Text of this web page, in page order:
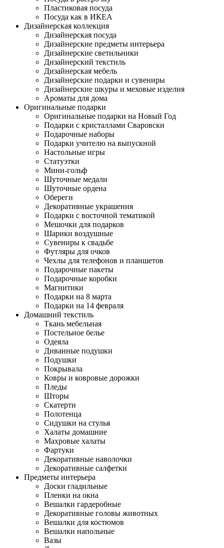
Пластиковая посуда
Посуда как в ИКЕА
Дизайнерская коллекция
Дизайнерская посуда
Дизайнерские предметы интерьера
Дизайнерские светильники
Дизайнерский текстиль
Дизайнерская мебель
Дизайнерские подарки и сувениры
Дизайнерские шкуры и меховые изделия
Ароматы для дома
Оригинальные подарки
Оригинальные подарки на Новый Год
Подарки с кристаллами Сваровски
Подарочные наборы
Подарки учителю на выпускной
Настольные игры
Статуэтки
Мини-гольф
Шуточные медали
Шуточные ордена
Обереги
Декоративные украшения
Подарки с восточной тематикой
Мешочки для подарков
Шарики воздушные
Сувениры к свадьбе
Футляры для очков
Чехлы для телефонов и планшетов
Подарочные пакеты
Подарочные коробки
Магнитики
Подарки на 8 марта
Подарки на 14 февраля
Домашний текстиль
Ткань мебельная
Постельное белье
Одеяла
Диванные подушки
Подушки
Покрывала
Ковры и ковровые дорожки
Пледы
Шторы
Скатерти
Полотенца
Сидушки на стулья
Халаты домашние
Махровые халаты
Фартуки
Декоративные наволочки
Декоративные салфетки
Предметы интерьера
Доски гладильные
Пленки на окна
Вешалки гардеробные
Декоративные головы животных
Вешалки для костюмов
Вешалки напольные
Вазы